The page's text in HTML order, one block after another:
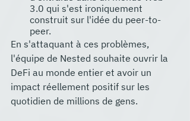
3.0 qui s'est ironiquement
construit sur l'idée du peer-to-
peer.
En s'attaquant à ces problèmes,
l'équipe de Nested souhaite ouvrir la
DeFi au monde entier et avoir un
impact réellement positif sur les
quotidien de millions de gens.